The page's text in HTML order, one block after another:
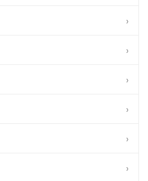
›
›
›
›
›
›